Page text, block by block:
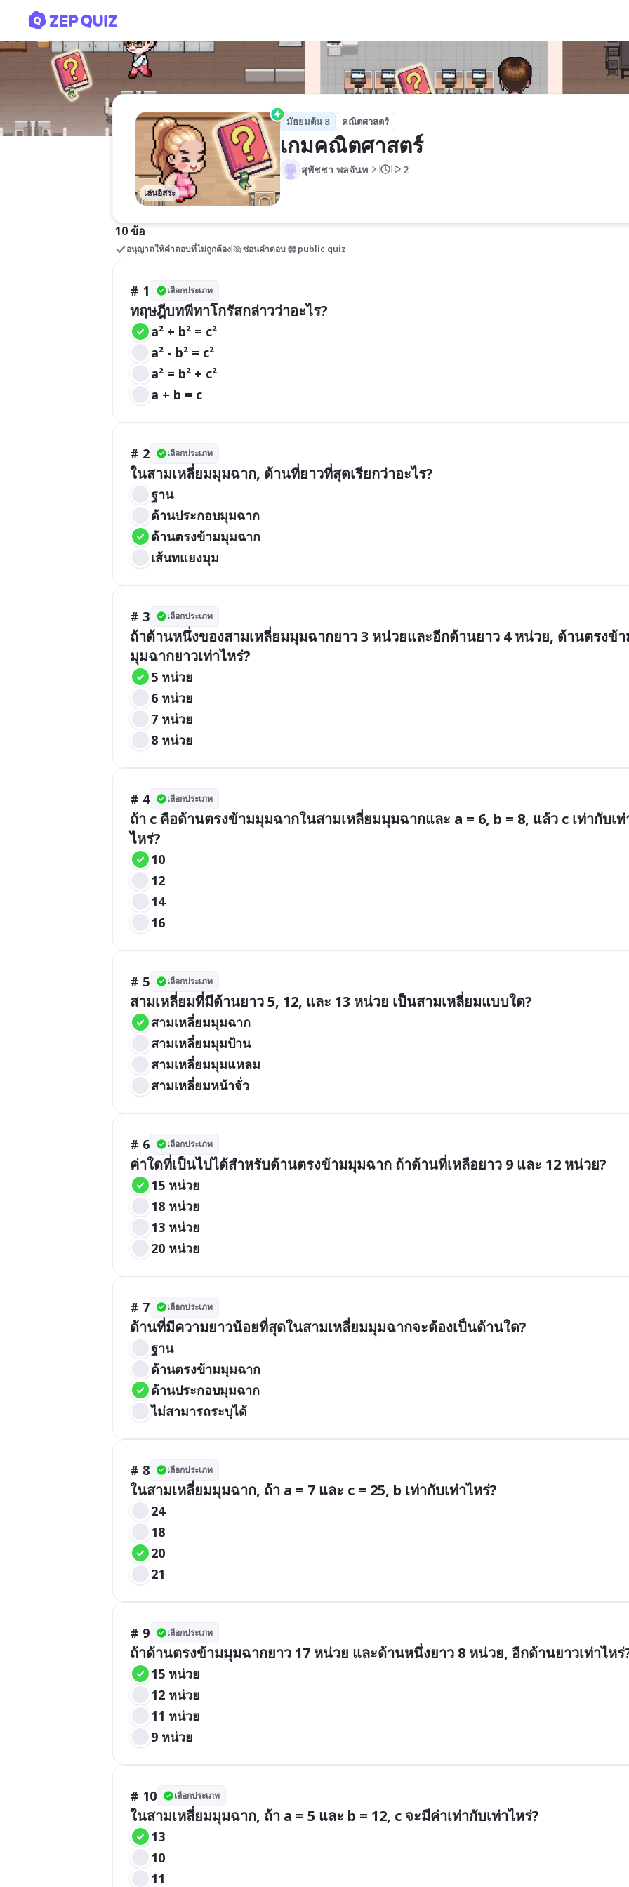
เล่นอิสระ
มัธยมต้น 8 คณิตศาสตร์
เกมคณิตศาสตร์
สุพัชชา พลจันท 2
10 ข้อ
อนุญาตให้คำตอบที่ไม่ถูกต้อง ซ่อนคำตอบ public quiz
# 1 เลือกประเภท
ทฤษฎีบทพีทาโกรัสกล่าวว่าอะไร?
a² + b² = c²
a² - b² = c²
a² = b² + c²
a + b = c
# 2 เลือกประเภท
ในสามเหลี่ยมมุมฉาก, ด้านที่ยาวที่สุดเรียกว่าอะไร?
ฐาน
ด้านประกอบมุมฉาก
ด้านตรงข้ามมุมฉาก
เส้นทแยงมุม
# 3 เลือกประเภท
ถ้าด้านหนึ่งของสามเหลี่ยมมุมฉากยาว 3 หน่วยและอีกด้านยาว 4 หน่วย, ด้านตรงข้
มุมฉากยาวเท่าไหร่?
5 หน่วย
6 หน่วย
7 หน่วย
8 หน่วย
# 4 เลือกประเภท
ถ้า c คือด้านตรงข้ามมุมฉากในสามเหลี่ยมมุมฉากและ a = 6, b = 8, แล้ว c เท่ากับเท่
ไหร่?
10
12
14
16
# 5 เลือกประเภท
สามเหลี่ยมที่มีด้านยาว 5, 12, และ 13 หน่วย เป็นสามเหลี่ยมแบบใด?
สามเหลี่ยมมุมฉาก
สามเหลี่ยมมุมป้าน
สามเหลี่ยมมุมแหลม
สามเหลี่ยมหน้าจั่ว
# 6 เลือกประเภท
ค่าใดที่เป็นไปได้สำหรับด้านตรงข้ามมุมฉาก ถ้าด้านที่เหลือยาว 9 และ 12 หน่วย?
15 หน่วย
18 หน่วย
13 หน่วย
20 หน่วย
# 7 เลือกประเภท
ด้านที่มีความยาวน้อยที่สุดในสามเหลี่ยมมุมฉากจะต้องเป็นด้านใด?
ฐาน
ด้านตรงข้ามมุมฉาก
ด้านประกอบมุมฉาก
ไม่สามารถระบุได้
# 8 เลือกประเภท
ในสามเหลี่ยมมุมฉาก, ถ้า a = 7 และ c = 25, b เท่ากับเท่าไหร่?
24
18
20
21
# 9 เลือกประเภท
ถ้าด้านตรงข้ามมุมฉากยาว 17 หน่วย และด้านหนึ่งยาว 8 หน่วย, อีกด้านยาวเท่าไหร่
15 หน่วย
12 หน่วย
11 หน่วย
9 หน่วย
# 10 เลือกประเภท
ในสามเหลี่ยมมุมฉาก, ถ้า a = 5 และ b = 12, c จะมีค่าเท่ากับเท่าไหร่?
13
10
11